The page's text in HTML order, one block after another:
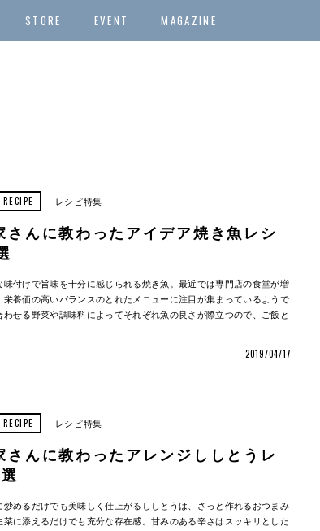
STORE EVENT MAGAZINE
レシピ特集
さんに教わったアイデア焼き魚レシ
味付けで旨味を十分に感じられる焼き魚。最近では専門店の食堂が増
栄養価の高いバランスのとれたメニューに注目が集まっているようで
わせる野菜や調味料によってそれぞれ魚の良さが際立つので、ご飯と
2019/04/17
レシピ特集
さんに教わったアレンジししとうレ
炒めるだけでも美味しく仕上がるししとうは、さっと作れるおつまみ
菜に添えるだけでも充分な存在感。甘みのある辛さはスッキリとした